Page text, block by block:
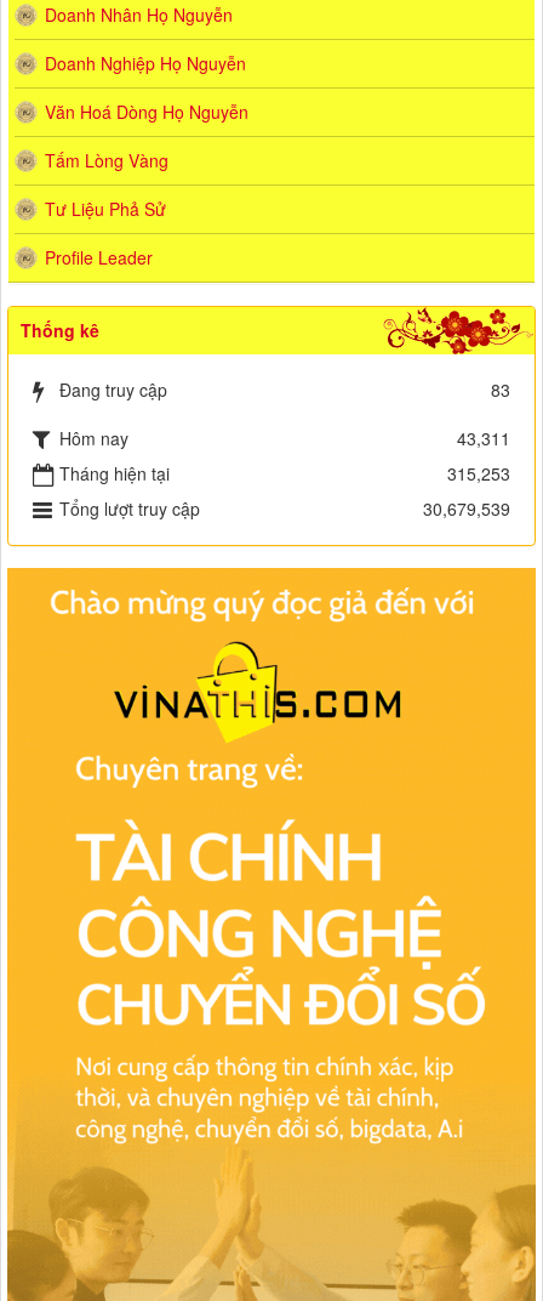
Doanh Nhân Họ Nguyễn
Doanh Nghiệp Họ Nguyễn
Văn Hoá Dòng Họ Nguyễn
Tấm Lòng Vàng
Tư Liệu Phả Sử
Profile Leader
Thống kê
Đang truy cập
83
Hôm nay
43,311
Tháng hiện tại
315,253
Tổng lượt truy cập
30,679,539